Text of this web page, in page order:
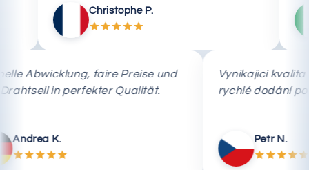
Christophe P.
Schnelle Abwicklung, faire Preise und
das Drahtseil in perfekter Qualität.
Andrea K.
Vynikající
rychlé
Petr